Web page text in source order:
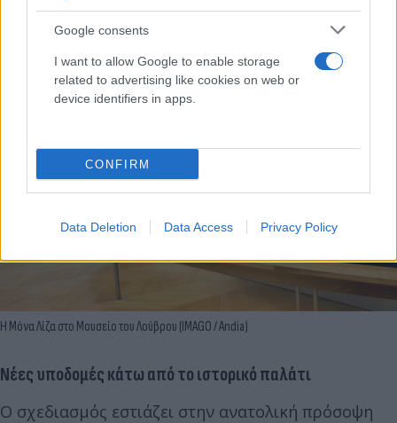
Google consents
I want to allow Google to enable storage
related to advertising like cookies on web or
device identifiers in apps.
CONFIRM
Data Deletion Data Access Privacy Policy
Η Μόνα Λίζα στο Μουσείο του Λούβρου (IMAGO / Andia)
Νέες υποδομές κάτω από το ιστορικό παλάτι
Ο σχεδιασμός εστιάζει στην ανατολική πρόσοψη